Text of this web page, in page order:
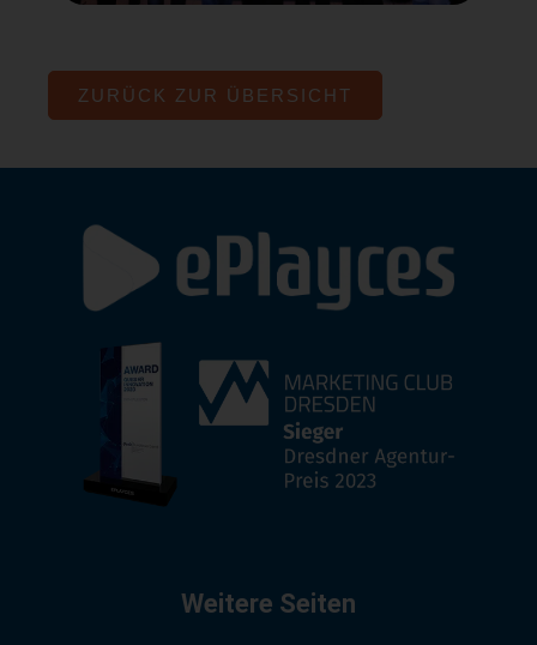
ZURÜCK ZUR ÜBERSICHT
Weitere Seiten